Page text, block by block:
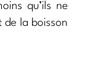
qu’ils ne
de la boisson